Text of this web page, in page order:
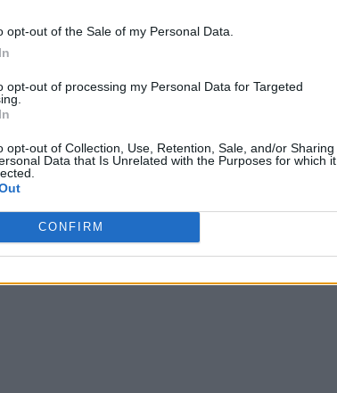
opt-out of the Sale of my Personal Data.
opt-out of processing my Personal Data for Targeted
opt-out of Collection, Use, Retention, Sale, and/or Sharing
Data that Is Unrelated with the Purposes for which it
CONFIRM
orașelor mari să fie protejate. Să producă
de exemplu. Să se facă în Alba Iulia. Și, mai
din orașe și al satelor din cadrul comunelor să fie și
ce au nevoie, nu să aducă de la alții. În câțiva ani, vă
cea mai independentă și mai suverană regiune
- Advertisement -